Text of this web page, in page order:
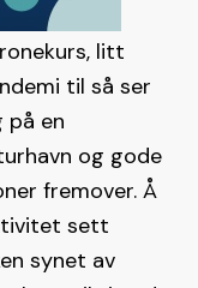
litt
til så ser
på en
og gode
fremover. Å
sett
synet av